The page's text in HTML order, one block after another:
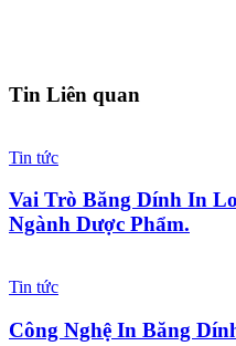
Tin Liên quan
Tin tức
Vai Trò Băng Dính In
Ngành Dược Phẩm.
Tin tức
Công Nghệ In Băng